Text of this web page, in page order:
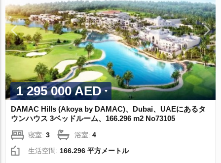
1 295 000 AED
DAMAC Hills (Akoya by DAMAC)、Dubai、UAEにあるタ
ウンハウス 3ベッドルーム、166.296 m2 No73105
寝室:3 浴室:4
生活空間:166.296 平方メートル